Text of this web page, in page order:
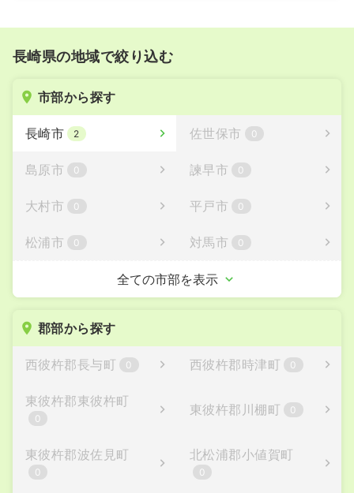
長崎県の地域で絞り込む
市部から探す
長崎市 2 佐世保市 0
島原市 0 諫早市 0
大村市 0 平戸市 0
松浦市 0 対馬市 0
五島市
南島原市
全ての市部を表示
郡部から探す
西彼杵郡長与町 0 西彼杵郡時津町 0
東彼杵郡東彼杵町
0
東彼杵郡川棚町 0
東彼杵郡波佐見町
0
北松浦郡小値賀町
0